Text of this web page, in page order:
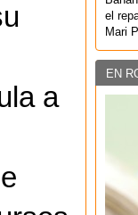
a
el
Mari
EN